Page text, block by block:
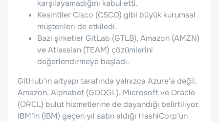
karşılayamadığını kabul etti.
Kesintiler Cisco (CSCO) gibi büyük kurumsal
müşterileri de etkiledi.
Bazı şirketler GitLab (GTLB), Amazon (AMZN)
ve Atlassian (TEAM) çözümlerini
değerlendirmeye başladı.
GitHub’ın altyapı tarafında yalnızca Azure’a değil,
Amazon, Alphabet (GOOGL), Microsoft ve Oracle
(ORCL) bulut hizmetlerine de dayandığı belirtiliyor.
IBM’in (IBM) geçen yıl satın aldığı HashiCorp’un